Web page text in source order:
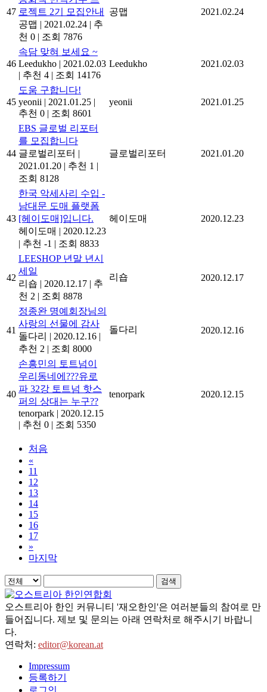
47 로젝트 2기 모집안내
공맵 | 2021.02.24 | 추
천 0 | 조회 7876
공맵 2021.02.24
46
속담 맞혀 보세요 ~
Leedukho | 2021.02.03
| 추천 4 | 조회 14176
Leedukho 2021.02.03
45
도움 구합니다!
yeonii | 2021.01.25 |
추천 0 | 조회 8601
yeonii 2021.01.25
44
EBS 글로벌 리포터
를 모집합니다
글로벌리포터 |
2021.01.20 | 추천 1 |
조회 8128
글로벌리포터 2021.01.20
43
한국 악세사리 수입 -
남대문 도매 플랫폼
[헤이도매]입니다.
헤이도매 | 2020.12.23
| 추천 -1 | 조회 8833
헤이도매 2020.12.23
42
LEESHOP 년말 년시
세일
리숍 | 2020.12.17 | 추
천 2 | 조회 8878
리숍 2020.12.17
41
정종완 명예회장님의
사랑의 선물에 감사
돌다리 | 2020.12.16 |
추천 2 | 조회 8000
돌다리 2020.12.16
40
손흥민의 토트넘이
우리동네에???유로
파 32강 토트넘 핫스
퍼의 상대는 누구??
tenorpark | 2020.12.15
| 추천 0 | 조회 5350
tenorpark 2020.12.15
처음
«
11
12
13
14
15
16
17
»
마지막
검색
오스트리아 한인 커뮤니티 '재오한인'은 여러분들의 참여로 만
들어집니다. 제보 및 문의는 아래 연락처로 해주시기 바랍니
다.
연락처: editor@korean.at
Impressum
등록하기
로그인